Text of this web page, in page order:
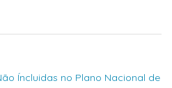
Íncluidas no Plano Nacional de